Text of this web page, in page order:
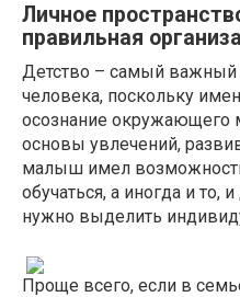
Личное
правильная
Детство – самый
человека, поскольку
осознание окружающего
основы увлечений,
малыш имел
обучаться, а иногда и то,
нужно выделить
Проще всего, если в